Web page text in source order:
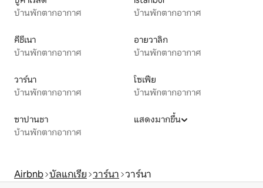
บ้านพักตากอากาศ
บ้านพักตากอากาศ
คีชีเนา
บ้านพักตากอากาศ
อายวาลิก
บ้านพักตากอากาศ
วาร์นา
บ้านพักตากอากาศ
โซเฟีย
บ้านพักตากอากาศ
ซาปานชา
บ้านพักตากอากาศ
แสดงมากขึ้น
Airbnb บัลแกเรีย วาร์นา วาร์นา